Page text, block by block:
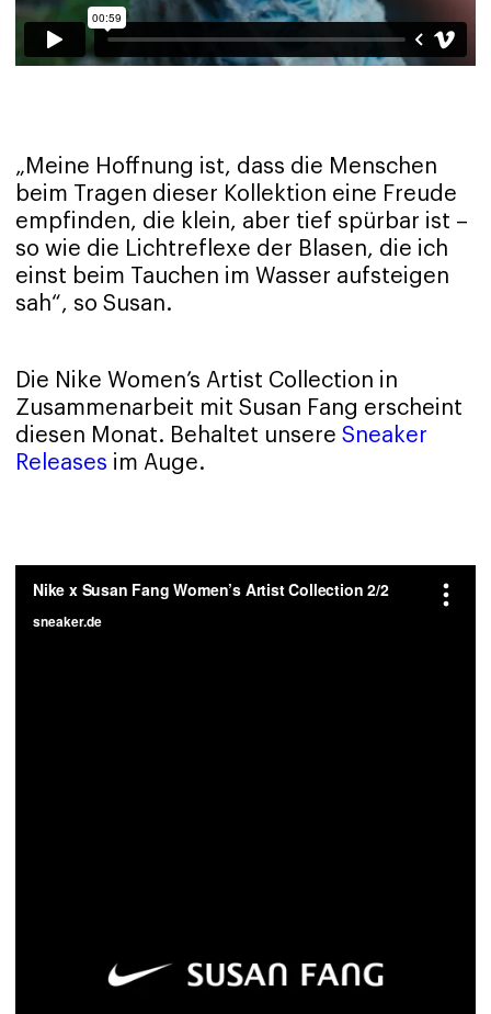
„Meine Hoffnung ist, dass die Menschen
beim Tragen dieser Kollektion eine Freude
empfinden, die klein, aber tief spürbar ist –
so wie die Lichtreflexe der Blasen, die ich
einst beim Tauchen im Wasser aufsteigen
sah“, so Susan.
Die Nike Women’s Artist Collection in
Zusammenarbeit mit Susan Fang erscheint
diesen Monat. Behaltet unsere Sneaker
Releases im Auge.